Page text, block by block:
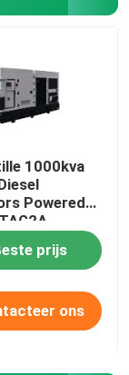
1000kva
Powered
prijs
ons